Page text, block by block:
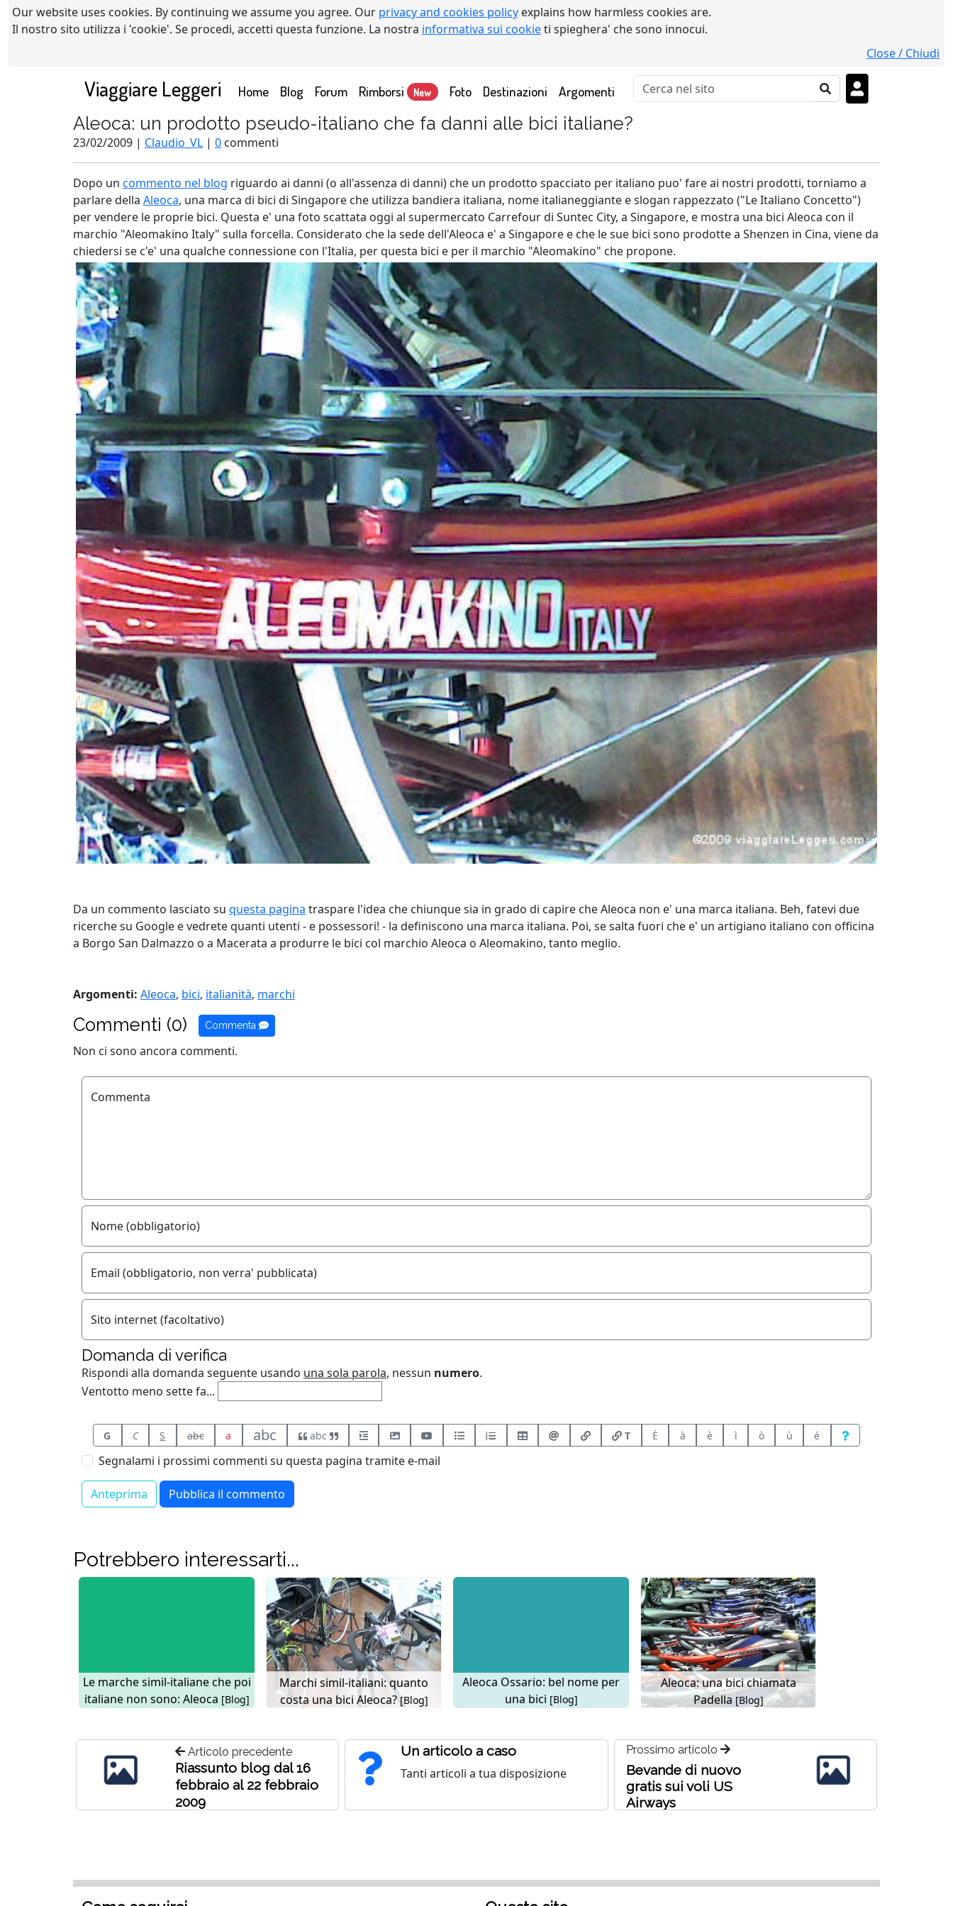
Our website uses cookies. By continuing we assume you agree. Our privacy and cookies policy explains how harmless cookies are.
Il nostro sito utilizza i 'cookie'. Se procedi, accetti questa funzione. La nostra informativa sui cookieti spieghera' che sono innocui.
Close / Chiudi
Viaggiare Leggeri Home(current)
Blog Forum Rimborsi New Foto Destinazioni Argomenti
Aleoca: un prodotto pseudo-italiano che fa danni alle bici italiane?
23/02/2009 | Claudio_VL | 0 commenti
Dopo un commento nel blog riguardo ai danni (o all'assenza di danni) che un prodotto spacciato per italiano puo' fare ai nostri prodotti, torniamo a
parlare della Aleoca, una marca di bici di Singapore che utilizza bandiera italiana, nome italianeggiante e slogan rappezzato ("Le Italiano Concetto")
per vendere le proprie bici. Questa e' una foto scattata oggi al supermercato Carrefour di Suntec City, a Singapore, e mostra una bici Aleoca con il
marchio "Aleomakino Italy" sulla forcella. Considerato che la sede dell'Aleoca e' a Singapore e che le sue bici sono prodotte a Shenzen in Cina, viene da
chiedersi se c'e' una qualche connessione con l'Italia, per questa bici e per il marchio "Aleomakino" che propone.
Da un commento lasciato su questa pagina traspare l'idea che chiunque sia in grado di capire che Aleoca non e' una marca italiana. Beh, fatevi due
ricerche su Google e vedrete quanti utenti - e possessori! - la definiscono una marca italiana. Poi, se salta fuori che e' un artigiano italiano con officina
a Borgo San Dalmazzo o a Macerata a produrre le bici col marchio Aleoca o Aleomakino, tanto meglio.
Argomenti: Aleoca, bici, italianità, marchi
Commenti (0) Commenta
Non ci sono ancora commenti.
Commenta
Nome (obbligatorio)
Email (obbligatorio, non verra' pubblicata)
Sito internet (facoltativo)
Domanda di verifica
Rispondi alla domanda seguente usando una sola parola, nessun numero.
Ventotto meno sette fa...
G C S abc a abc abc T È à è ì ò ù é
Segnalami i prossimi commenti su questa pagina tramite e-mail
Potrebbero interessarti...
Le marche simil-italiane che poi
italiane non sono: Aleoca [Blog]
Marchi simil-italiani: quanto
costa una bici Aleoca?[Blog]
Aleoca Ossario: bel nome per
una bici [Blog]
Aleoca: una bici chiamata
Padella [Blog]
Articolo precedente
Riassunto blog dal 16
febbraio al 22 febbraio
2009
Un articolo a caso
Tanti articoli a tua disposizione
Prossimo articolo
Bevande di nuovo
gratis sui voli US
Airways